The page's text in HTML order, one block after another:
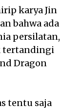
karya Jin
bahwa ada
persilatan,
tertandingi
Dragon
tentu saja